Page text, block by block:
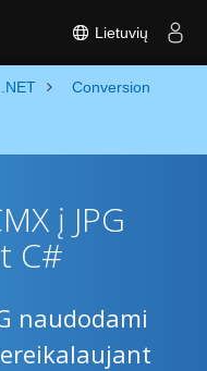
Lietuvių
.NET Conversion
į JPG
C#
naudodami